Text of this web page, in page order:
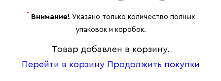
* Внимание! Указано только количество полных
упаковок и коробок.
Товар добавлен в корзину.
Перейти в корзину Продолжить покупки